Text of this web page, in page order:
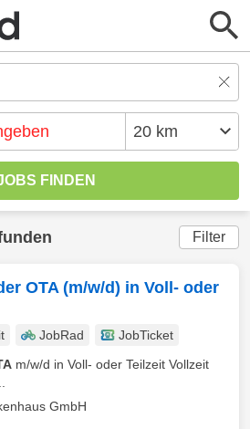
Filter
OTA (m/w/d) in Voll- oder
JobRad
JobTicket
m/w/d in Voll- oder Teilzeit Vollzeit
GmbH